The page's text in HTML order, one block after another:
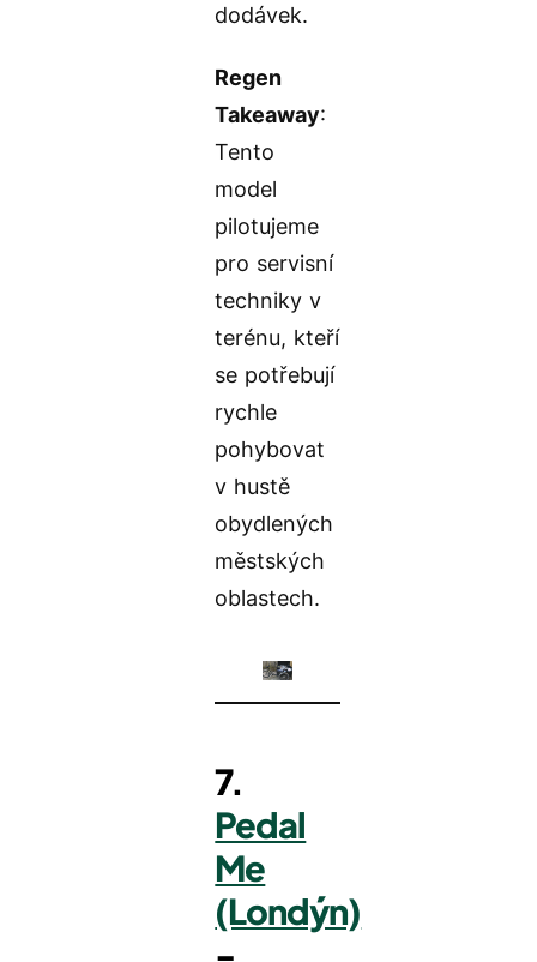
dodávek.
Regen
Takeaway:
Tento
model
pilotujeme
pro servisní
techniky v
terénu, kteří
se potřebují
rychle
pohybovat
v hustě
obydlených
městských
oblastech.
7.
Pedal
Me
(Londýn)